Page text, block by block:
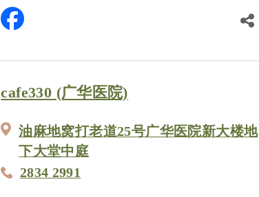
cafe330 (广华医院)
油麻地窝打老道25号广华医院新大楼地
下大堂中庭
2834 2991